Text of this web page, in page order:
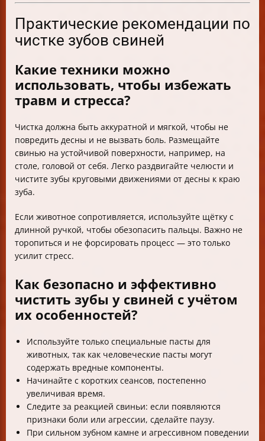
Практические рекомендации по
чистке зубов свиней
Какие техники можно
использовать, чтобы избежать
травм и стресса?
Чистка должна быть аккуратной и мягкой, чтобы не
повредить десны и не вызвать боль. Размещайте
свинью на устойчивой поверхности, например, на
столе, головой от себя. Легко раздвигайте челюсти и
чистите зубы круговыми движениями от десны к краю
зуба.
Если животное сопротивляется, используйте щётку с
длинной ручкой, чтобы обезопасить пальцы. Важно не
торопиться и не форсировать процесс — это только
усилит стресс.
Как безопасно и эффективно
чистить зубы у свиней с учётом
их особенностей?
Используйте только специальные пасты для
животных, так как человеческие пасты могут
содержать вредные компоненты.
Начинайте с коротких сеансов, постепенно
увеличивая время.
Следите за реакцией свиньи: если появляются
признаки боли или агрессии, сделайте паузу.
При сильном зубном камне и агрессивном поведении